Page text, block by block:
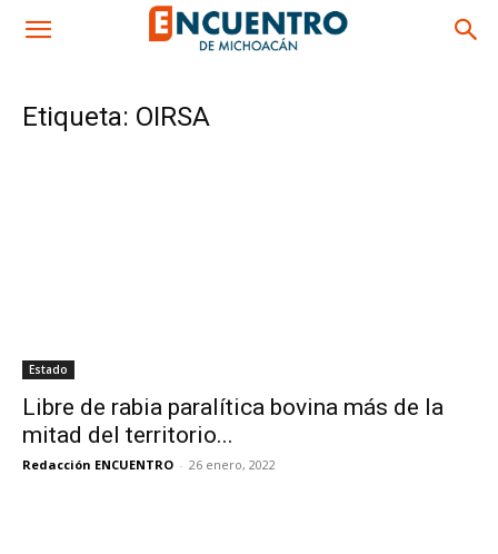
Etiqueta: OIRSA
Estado
Libre de rabia paralítica bovina más de la
mitad del territorio...
Redacción ENCUENTRO - 26 enero, 2022